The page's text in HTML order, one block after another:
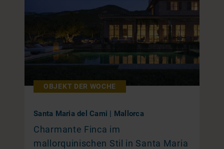
OBJEKT DER WOCHE
Santa Maria del Cami | Mallorca
Charmante Finca im
mallorquinischen Stil in Santa Maria